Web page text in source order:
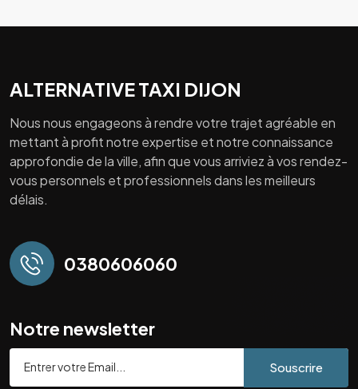
ALTERNATIVE TAXI DIJON
Nous nous engageons à rendre votre trajet agréable en
mettant à profit notre expertise et notre connaissance
approfondie de la ville, afin que vous arriviez à vos rendez-
vous personnels et professionnels dans les meilleurs
délais.
0380606060
Notre newsletter
Souscrire